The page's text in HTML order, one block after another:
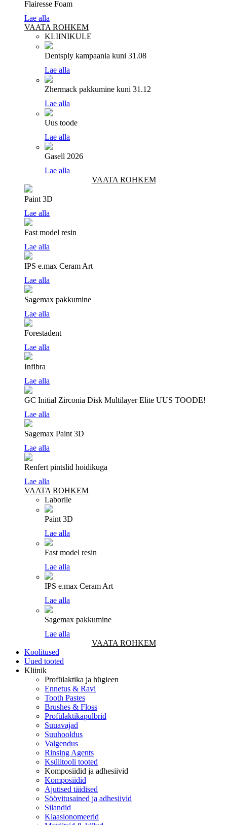
Flairesse Foam
Lae alla
VAATA ROHKEM
KLIINIKULE
Dentsply kampaania kuni 31.08
Lae alla
Zhermack pakkumine kuni 31.12
Lae alla
Uus toode
Lae alla
Gasell 2026
Lae alla
VAATA ROHKEM
Paint 3D
Lae alla
Fast model resin
Lae alla
IPS e.max Ceram Art
Lae alla
Sagemax pakkumine
Lae alla
Forestadent
Lae alla
Infibra
Lae alla
GC Initial Zirconia Disk Multilayer Elite UUS TOODE!
Lae alla
Sagemax Paint 3D
Lae alla
Renfert pintslid hoidikuga
Lae alla
VAATA ROHKEM
Laborile
Paint 3D
Lae alla
Fast model resin
Lae alla
IPS e.max Ceram Art
Lae alla
Sagemax pakkumine
Lae alla
VAATA ROHKEM
Koolitused
Uued tooted
Kliinik
Profülaktika ja hügieen
Ennetus & Ravi
Tooth Pastes
Brushes & Floss
Profülaktikapulbrid
Suuavajad
Suuhooldus
Valgendus
Rinsing Agents
Ksülitooli tooted
Komposiidid ja adhesiivid
Komposiidid
Ajutised täidised
Söövitusained ja adhesiivid
Silandid
Klaasionomeerid